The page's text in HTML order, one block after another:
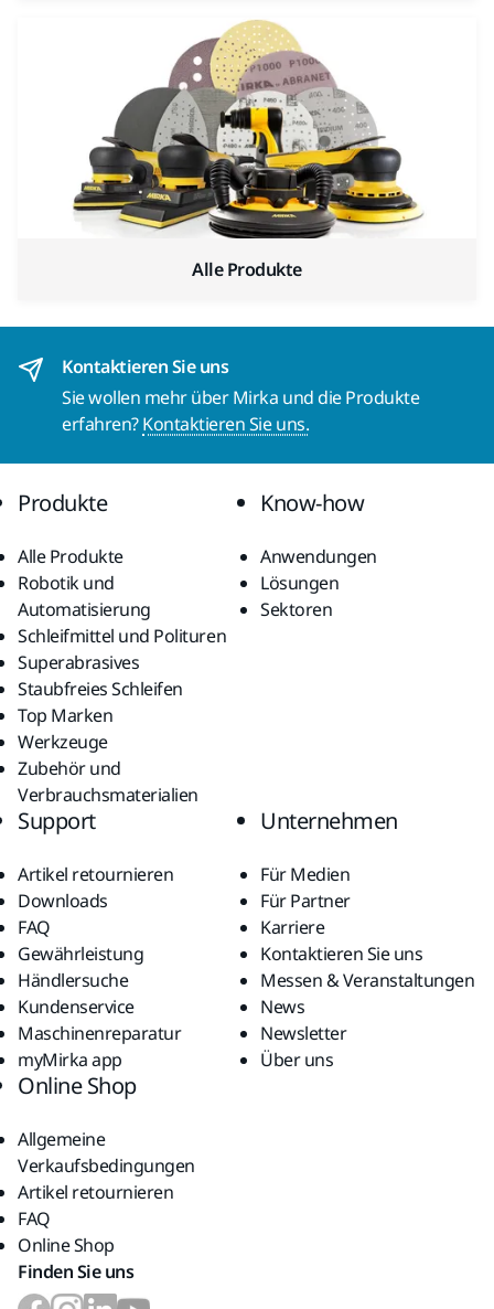
Alle Produkte
Kontaktieren Sie uns
Sie wollen mehr über Mirka und die Produkte
erfahren?Kontaktieren Sie uns.
Produkte
Alle Produkte
Robotik und
Automatisierung
Schleifmittel und Polituren
Superabrasives
Staubfreies Schleifen
Top Marken
Werkzeuge
Zubehör und
Verbrauchsmaterialien
Know-how
Anwendungen
Lösungen
Sektoren
Support
Artikel retournieren
Downloads
FAQ
Gewährleistung
Händlersuche
Kundenservice
Maschinenreparatur
myMirka app
Unternehmen
Für Medien
Für Partner
Karriere
Kontaktieren Sie uns
Messen & Veranstaltungen
News
Newsletter
Über uns
Online Shop
Allgemeine
Verkaufsbedingungen
Artikel retournieren
FAQ
Online Shop
Finden Sie uns